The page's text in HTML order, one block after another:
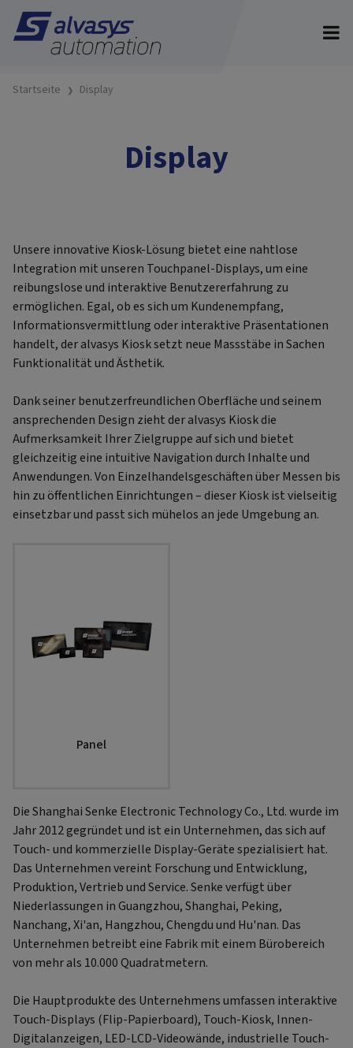
Startseite Display
Display
Unsere innovative Kiosk-Lösung bietet eine nahtlose
Integration mit unseren Touchpanel-Displays, um eine
reibungslose und interaktive Benutzererfahrung zu
ermöglichen. Egal, ob es sich um Kundenempfang,
Informationsvermittlung oder interaktive Präsentationen
handelt, der alvasys Kiosk setzt neue Massstäbe in Sachen
Funktionalität und Ästhetik.
Dank seiner benutzerfreundlichen Oberfläche und seinem
ansprechenden Design zieht der alvasys Kiosk die
Aufmerksamkeit Ihrer Zielgruppe auf sich und bietet
gleichzeitig eine intuitive Navigation durch Inhalte und
Anwendungen. Von Einzelhandelsgeschäften über Messen bis
hin zu öffentlichen Einrichtungen – dieser Kiosk ist vielseitig
einsetzbar und passt sich mühelos an jede Umgebung an.
Panel
Die Shanghai Senke Electronic Technology Co., Ltd. wurde im
Jahr 2012 gegründet und ist ein Unternehmen, das sich auf
Touch- und kommerzielle Display-Geräte spezialisiert hat.
Das Unternehmen vereint Forschung und Entwicklung,
Produktion, Vertrieb und Service. Senke verfügt über
Niederlassungen in Guangzhou, Shanghai, Peking,
Nanchang, Xi'an, Hangzhou, Chengdu und Hu'nan. Das
Unternehmen betreibt eine Fabrik mit einem Bürobereich
von mehr als 10.000 Quadratmetern.
Die Hauptprodukte des Unternehmens umfassen interaktive
Touch-Displays (Flip-Papierboard), Touch-Kiosk, Innen-
Digitalanzeigen, LED-LCD-Videowände, industrielle Touch-